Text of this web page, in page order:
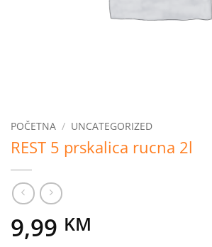
POČETNA / UNCATEGORIZED
REST 5 prskalica rucna 2l
9,99 KM